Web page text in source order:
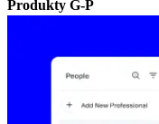
Produkty G-P​​